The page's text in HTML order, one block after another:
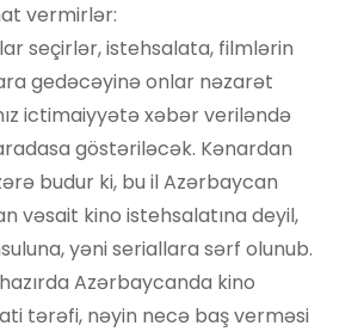
vermirlər:
seçirlər, istehsalata, filmlərin
gedəcəyinə onlar nəzarət
ictimaiyyətə xəbər veriləndə
göstəriləcək. Kənardan
budur ki, bu il Azərbaycan
vəsait kino istehsalatına deyil,
yəni seriallara sərf olunub.
Azərbaycanda kino
tərəfi, nəyin necə baş verməsi